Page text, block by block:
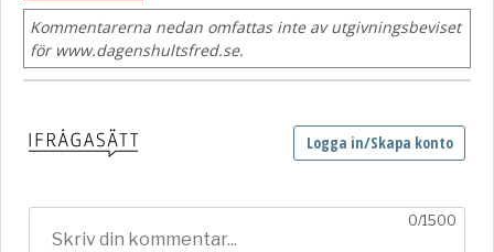
Kommentarerna nedan omfattas inte av utgivningsbeviset
för www.dagenshultsfred.se.